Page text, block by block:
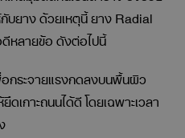
บยาง ด้วยเหตุนี้ ยาง Radial
หลายข้อ ดังต่อไปนี้
กระจายแรงกดลงบนพื้นผิว
เกาะถนนได้ดี โดยเฉพาะเวลา